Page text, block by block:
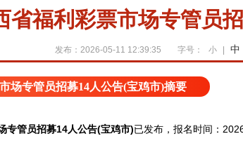
省福利彩票市场专管员
发布：2026-05-11 12:39:35 字号： 小 中
场专管员招募14人公告(宝鸡市)摘要
专管员招募14人公告(宝鸡市)已发布，报名时间：